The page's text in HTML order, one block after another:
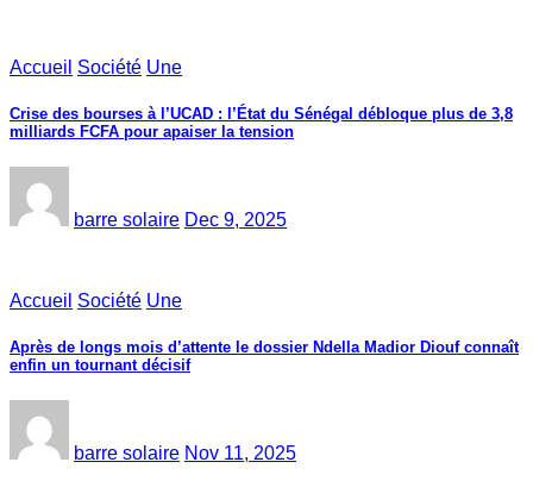
Accueil Société Une
Crise des bourses à l’UCAD : l’État du Sénégal débloque plus de 3,8
milliards FCFA pour apaiser la tension
barre solaire Dec 9, 2025
Accueil Société Une
Après de longs mois d’attente le dossier Ndella Madior Diouf connaît
enfin un tournant décisif
barre solaire Nov 11, 2025